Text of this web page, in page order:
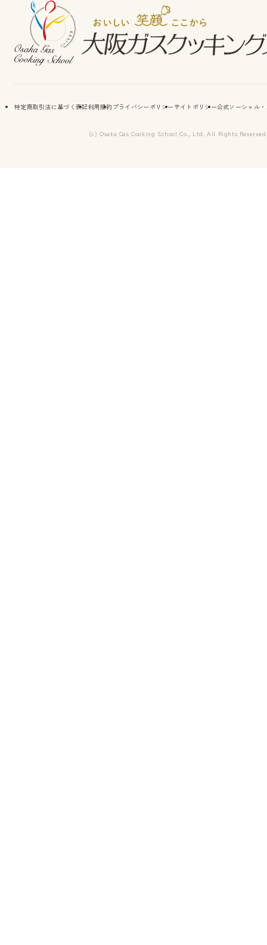
特定商取引法に基づく表記利用規約 プライバシーポリシーサイトポリシー公式ソーシャル
(c) Osaka Gas Cooking School Co., Ltd. All Rights